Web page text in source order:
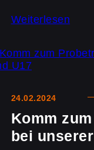
Weiterlesen
24.02.2024
Komm
bei